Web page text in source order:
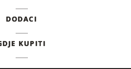
DODACI
KUPITI